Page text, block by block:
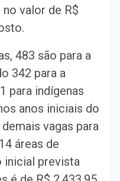
valor de R$
483 são para a
342 para a
para indígenas
anos iniciais do
vagas para
áreas de
inicial prevista